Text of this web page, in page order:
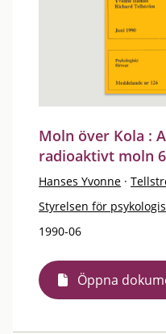
Moln över Kola :
radioaktivt moln
Hanses Yvonne ·
Styrelsen för
1990-06
Öppna